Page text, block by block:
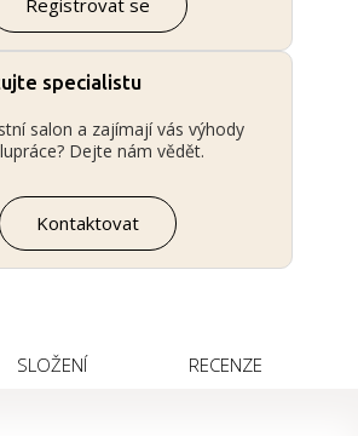
Registrovat se
specialistu
salon a zajímají vás výhody
Dejte nám vědět.
Kontaktovat
SLOŽENÍ RECENZE